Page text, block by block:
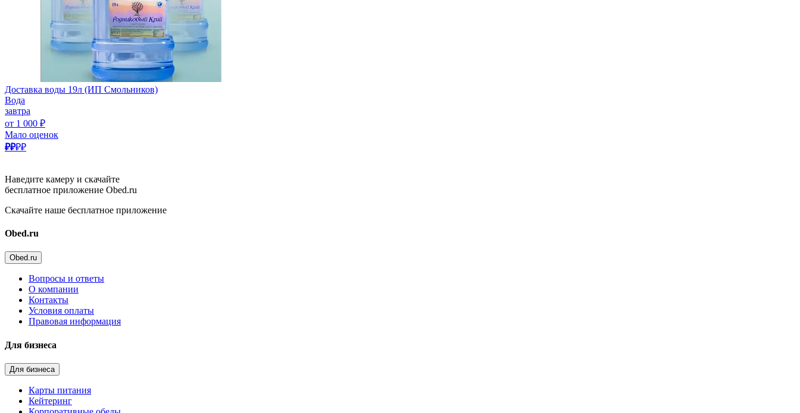
Доставка воды 19л (ИП Смольников)
Вода
завтра
от 1 000 ₽
Мало оценок
₽₽₽₽
Наведите камеру и скачайте
бесплатное приложение Obed.ru
Скачайте наше бесплатное приложение
Obed.ru
Obed.ru
Вопросы и ответы
О компании
Контакты
Условия оплаты
Правовая информация
Для бизнеса
Для бизнеса
Карты питания
Кейтеринг